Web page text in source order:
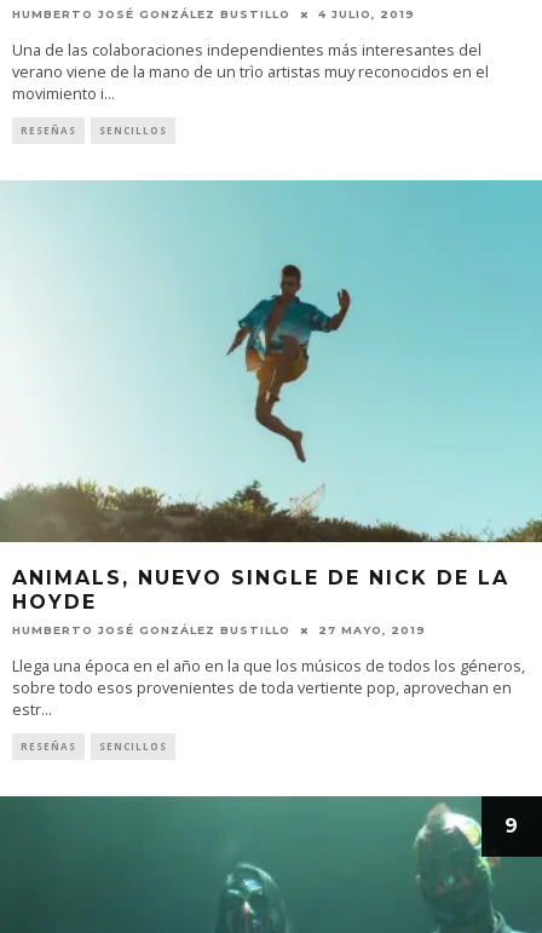
HUMBERTO JOSÉ GONZÁLEZ BUSTILLO 4 JULIO, 2019
Una de las colaboraciones independientes más interesantes del
verano viene de la mano de un trìo artistas muy reconocidos en el
movimiento i...
RESEÑAS SENCILLOS
ANIMALS, NUEVO SINGLE DE NICK DE LA
HOYDE
HUMBERTO JOSÉ GONZÁLEZ BUSTILLO 27 MAYO, 2019
Llega una época en el año en la que los músicos de todos los géneros,
sobre todo esos provenientes de toda vertiente pop, aprovechan en
estr...
RESEÑAS SENCILLOS
9